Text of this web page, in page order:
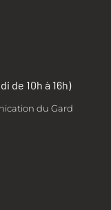
de 10h à 16h)
du Gard